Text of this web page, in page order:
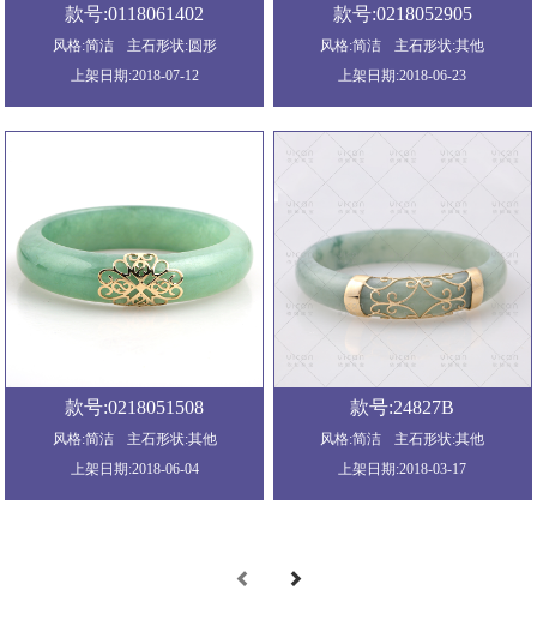
款号:0118061402
风格:简洁
主石形状:圆形
上架日期:2018-07-12
款号:0218052905
风格:简洁
主石形状:其他
上架日期:2018-06-23
款号:0218051508
风格:简洁
主石形状:其他
上架日期:2018-06-04
款号:24827B
风格:简洁
主石形状:其他
上架日期:2018-03-17